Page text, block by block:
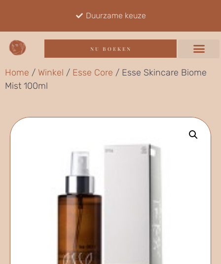
Duurzame keuze
NU BOEKEN
Home / Winkel / Esse Core / Esse Skincare Biome
Mist 100ml